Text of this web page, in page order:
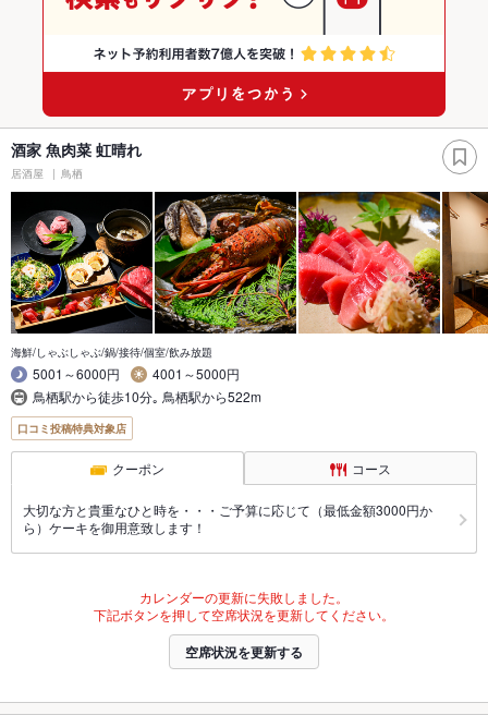
酒家 魚肉菜 虹晴れ
居酒屋 鳥栖
海鮮/しゃぶしゃぶ/鍋/接待/個室/飲み放題
5001～6000円
4001～5000円
鳥栖駅から徒歩10分｡ 鳥栖駅から522m
口コミ投稿特典対象店
クーポン コース
大切な方と貴重なひと時を・・・ご予算に応じて（最低金額3000円か
ら）ケーキを御用意致します！
カレンダーの更新に失敗しました。
下記ボタンを押して空席状況を更新してください。
空席状況を更新する